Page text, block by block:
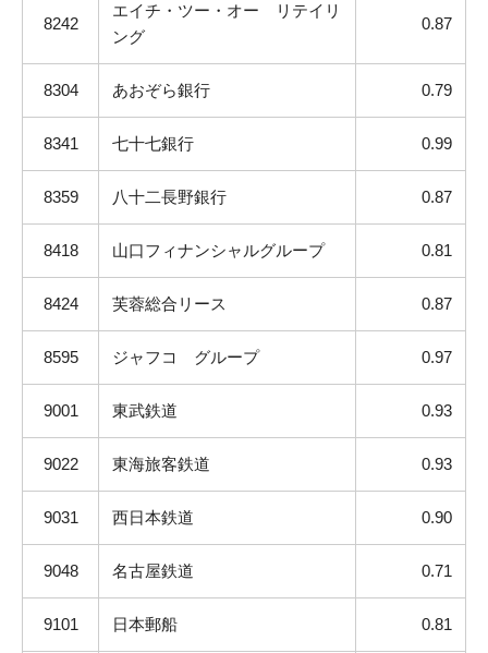
8242
エイチ・ツー・オー リテイリ
ング
0.87
8304 あおぞら銀行 0.79
8341 七十七銀行 0.99
8359 八十二長野銀行 0.87
8418 山口フィナンシャルグループ 0.81
8424 芙蓉総合リース 0.87
8595 ジャフコ グループ 0.97
9001 東武鉄道 0.93
9022 東海旅客鉄道 0.93
9031 西日本鉄道 0.90
9048 名古屋鉄道 0.71
9101 日本郵船 0.81